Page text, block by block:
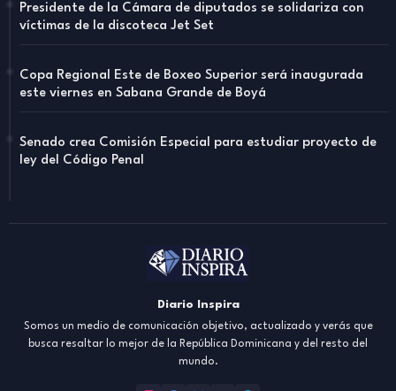
Presidente de la Cámara de diputados se solidariza con
víctimas de la discoteca Jet Set
Copa Regional Este de Boxeo Superior será inaugurada
este viernes en Sabana Grande de Boyá
Senado crea Comisión Especial para estudiar proyecto de
ley del Código Penal
Diario Inspira
Somos un medio de comunicación objetivo, actualizado y verás que
busca resaltar lo mejor de la República Dominicana y del resto del
mundo.